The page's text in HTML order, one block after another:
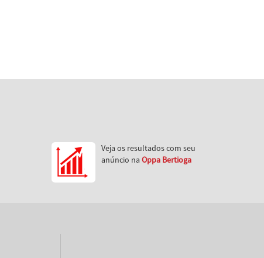
Veja os resultados com seu
anúncio na Oppa Bertioga